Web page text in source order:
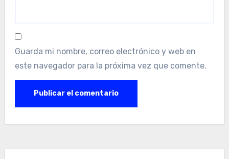
Guarda mi nombre, correo electrónico y web en
este navegador para la próxima vez que comente.